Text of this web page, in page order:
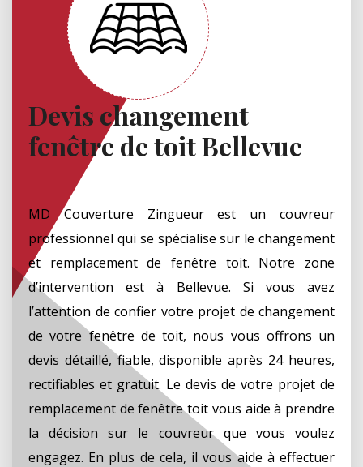
Devis changement
fenêtre de toit Bellevue
MD Couverture Zingueur est un couvreur
professionnel qui se spécialise sur le changement
et remplacement de fenêtre toit. Notre zone
d’intervention est à Bellevue. Si vous avez
l’attention de confier votre projet de changement
de votre fenêtre de toit, nous vous offrons un
devis détaillé, fiable, disponible après 24 heures,
rectifiables et gratuit. Le devis de votre projet de
remplacement de fenêtre toit vous aide à prendre
la décision sur le couvreur que vous voulez
engagez. En plus de cela, il vous aide à effectuer